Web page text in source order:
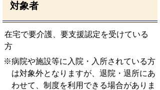
対象者
在宅で要介護、要支援認定を受けている
方
※病院や施設等に入院・入所されている方
は対象外となりますが、退院・退所にあ
わせて、制度を利用できる場合がありま